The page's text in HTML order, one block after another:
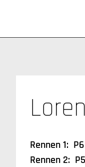
Rennen 1:
Rennen 2: